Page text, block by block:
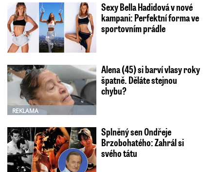
Sexy Bella Hadidová v nové
kampani: Perfektní forma ve
sportovním prádle
REKLAMA
Alena (45) si barví vlasy roky
špatně. Děláte stejnou
chybu?
Splněný sen Ondřeje
Brzobohatého: Zahrál si
svého tátu